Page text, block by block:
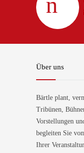
Über uns
Bärtle plant,
Tribünen,
Vorstellungen
begleiten Sie
Ihrer